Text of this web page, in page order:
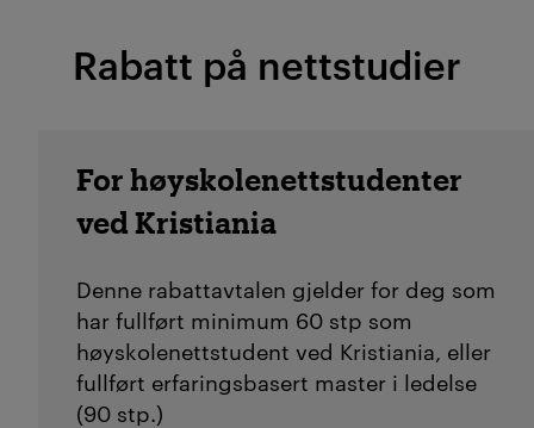
Rabatt på nettstudier
For høyskolenettstudenter
ved Kristiania
Denne rabattavtalen gjelder for deg som
har fullført minimum 60 stp som
høyskolenettstudent ved Kristiania, eller
fullført erfaringsbasert master i ledelse
(90 stp.)